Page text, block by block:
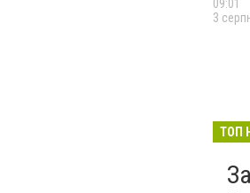
09:01
3
ТОП